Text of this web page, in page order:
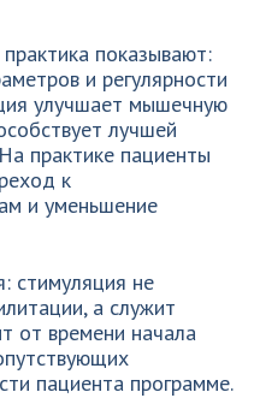
показывают:
и регулярности
улучшает мышечную
лучшей
практике пациенты
к
и уменьшение
стимуляция не
а служит
от времени начала
пациента программе.